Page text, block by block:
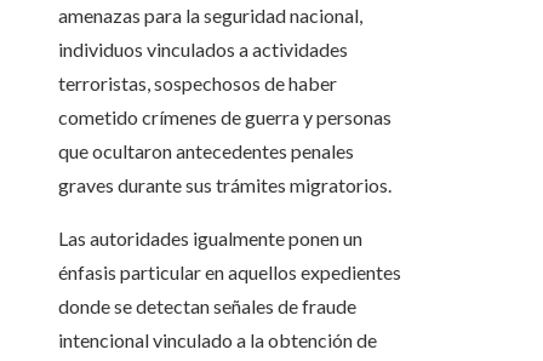
amenazas para la seguridad nacional,
individuos vinculados a actividades
terroristas, sospechosos de haber
cometido crímenes de guerra y personas
que ocultaron antecedentes penales
graves durante sus trámites migratorios.
Las autoridades igualmente ponen un
énfasis particular en aquellos expedientes
donde se detectan señales de fraude
intencional vinculado a la obtención de